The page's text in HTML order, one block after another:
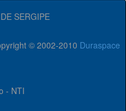
SERGIPE
© 2002-2010 Duraspace
- NTI